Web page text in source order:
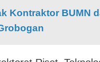
Kontraktor BUMN